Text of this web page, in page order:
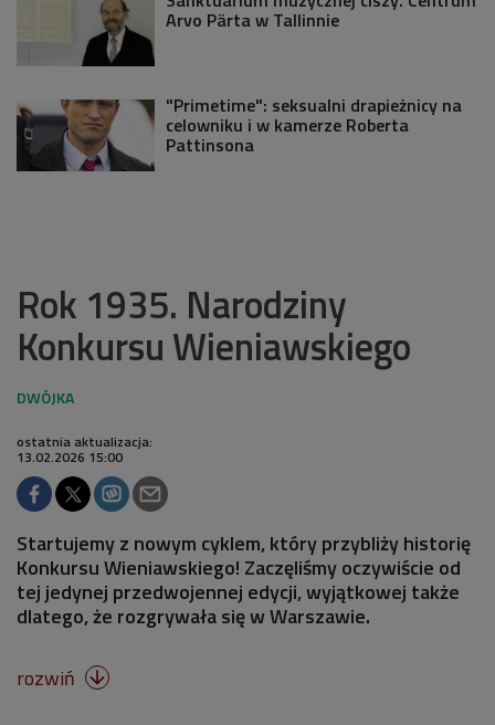
Arvo Pärta w Tallinnie
"Primetime": seksualni drapieżnicy na
celowniku i w kamerze Roberta
Pattinsona
Rok 1935. Narodziny
Konkursu Wieniawskiego
ostatnia aktualizacja:
13.02.2026 15:00
Startujemy z nowym cyklem, który przybliży historię
Konkursu Wieniawskiego! Zaczęliśmy oczywiście od
tej jedynej przedwojennej edycji, wyjątkowej także
dlatego, że rozgrywała się w Warszawie.
rozwiń 